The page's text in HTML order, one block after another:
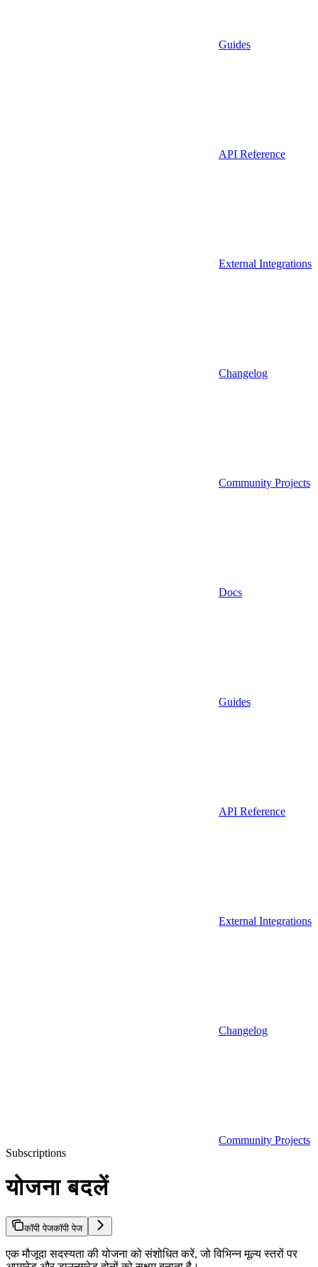
Guides
API Reference
External Integrations
Changelog
Community Projects
Docs
Guides
API Reference
External Integrations
Changelog
Community Projects
Subscriptions
योजना बदलें
कॉपी पेजकॉपी पेज
एक मौजूदा सदस्यता की योजना को संशोधित करें, जो विभिन्न मूल्य स्तरों पर